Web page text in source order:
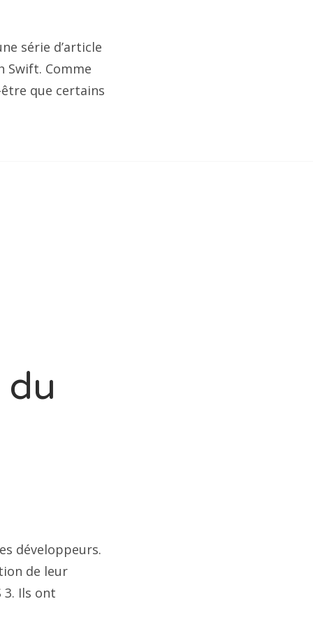
série d’article
Swift. Comme
être que certains
développeurs.
de leur
3. Ils ont